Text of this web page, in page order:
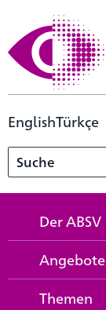
EnglishTürkçe
Der ABSV
Angebote
Themen